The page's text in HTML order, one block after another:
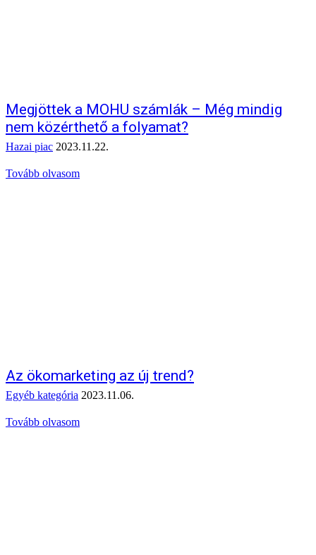
Megjöttek a MOHU számlák – Még mindig
nem közérthető a folyamat?
Hazai piac 2023.11.22.
Tovább olvasom
Az ökomarketing az új trend?
Egyéb kategória 2023.11.06.
Tovább olvasom